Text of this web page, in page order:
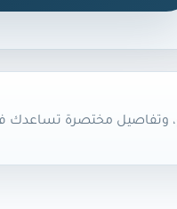
مختصرة تساعدك في